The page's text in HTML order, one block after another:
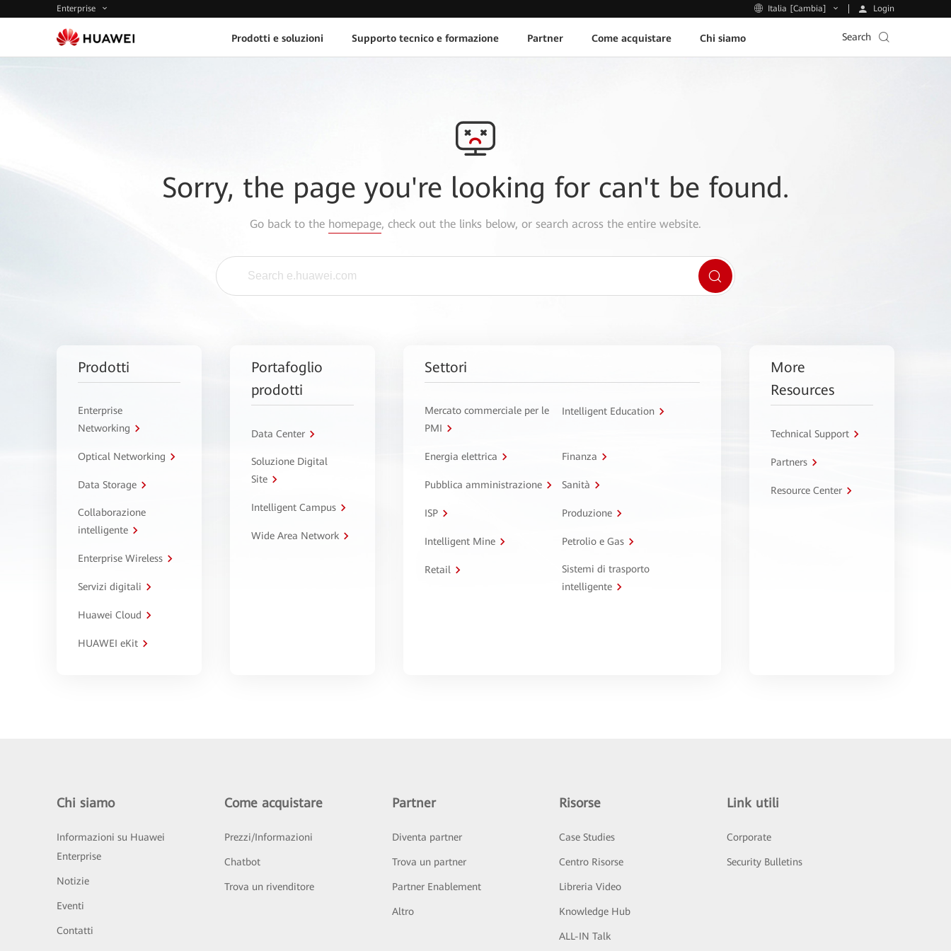
Enterprise Italia [Cambia] Login
Prodotti e soluzioni Supporto tecnico e formazione Partner Come acquistare Chi siamo Search
Sorry, the page you're looking for can't be found.
Go back to the homepage, check out the links below, or search across the entire website.
Prodotti
Enterprise
Networking
Optical Networking
Data Storage
Collaborazione
intelligente
Enterprise Wireless
Servizi digitali
Huawei Cloud
HUAWEI eKit
Portafoglio
prodotti
Data Center
Soluzione Digital
Site
Intelligent Campus
Wide Area Network
Settori
Mercato commerciale per le
PMI
Intelligent Education
Energia elettrica Finanza
Pubblica amministrazione Sanità
ISP Produzione
Intelligent Mine Petrolio e Gas
Retail
Sistemi di trasporto
intelligente
More
Resources
Technical Support
Partners
Resource Center
Chi siamo
Informazioni su Huawei
Enterprise
Notizie
Eventi
Contatti
Come acquistare
Prezzi/Informazioni
Chatbot
Trova un rivenditore
Partner
Diventa partner
Trova un partner
Partner Enablement
Altro
Risorse
Case Studies
Centro Risorse
Libreria Video
Knowledge Hub
ALL-IN Talk
Link utili
Corporate
Security Bulletins